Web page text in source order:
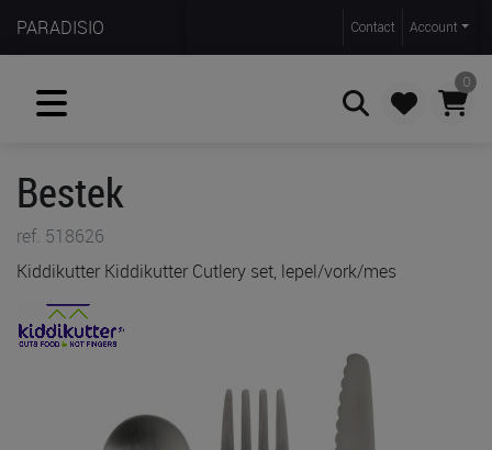
PARADISIO Contact Account
0
Bestek
ref. 518626
Kiddikutter Kiddikutter Cutlery set, lepel/vork/mes